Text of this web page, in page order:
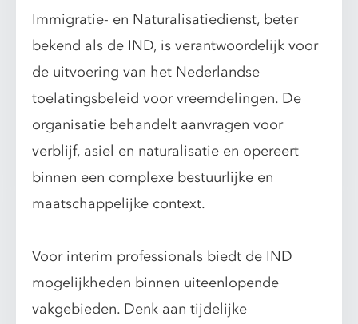
Immigratie- en Naturalisatiedienst, beter
bekend als de IND, is verantwoordelijk voor
de uitvoering van het Nederlandse
toelatingsbeleid voor vreemdelingen. De
organisatie behandelt aanvragen voor
verblijf, asiel en naturalisatie en opereert
binnen een complexe bestuurlijke en
maatschappelijke context.
Voor interim professionals biedt de IND
mogelijkheden binnen uiteenlopende
vakgebieden. Denk aan tijdelijke